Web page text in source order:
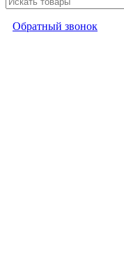
Обратный звонок